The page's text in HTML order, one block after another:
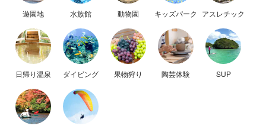
遊園地 水族館 動物園 キッズパーク アスレチック
日帰り温泉 ダイビング 果物狩り 陶芸体験 SUP